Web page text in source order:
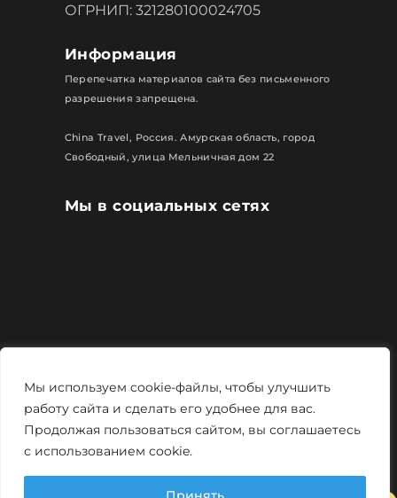
Мы используем cookie-файлы, чтобы улучшить
работу сайта и сделать его удобнее для вас.
Продолжая пользоваться сайтом, вы соглашаетесь
с использованием cookie.
Мы в социальных сетях
ОГРНИП: 321280100024705
Информация
Перепечатка материалов сайта без письменного
разрешения запрещена.
China Travel, Россия. Амурская область, город
Свободный, улица Мельничная дом 22
Политика конфиденциальности
Мощно и креативно отMonstro-studio